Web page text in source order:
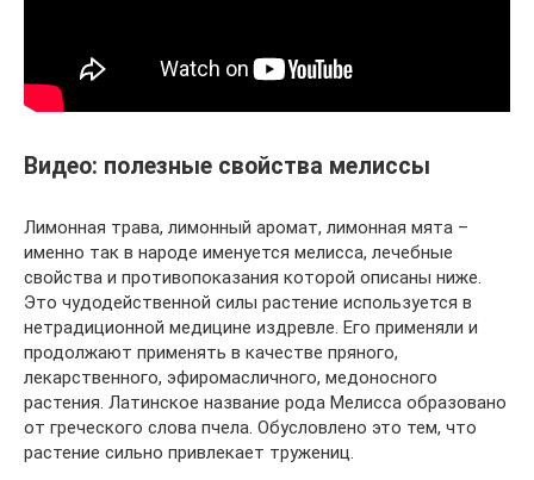
Видео: полезные свойства мелиссы
Лимонная трава, лимонный аромат, лимонная мята –
именно так в народе именуется мелисса, лечебные
свойства и противопоказания которой описаны ниже.
Это чудодейственной силы растение используется в
нетрадиционной медицине издревле. Его применяли и
продолжают применять в качестве пряного,
лекарственного, эфиромасличного, медоносного
растения. Латинское название рода Мелисса образовано
от греческого слова пчела. Обусловлено это тем, что
растение сильно привлекает тружениц.